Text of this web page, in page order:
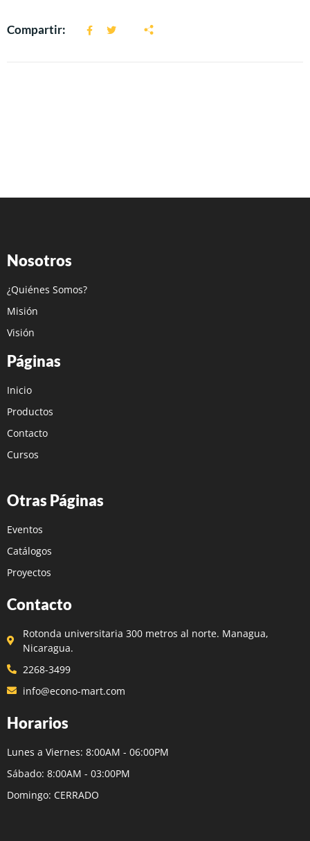
Compartir:
Nosotros
¿Quiénes Somos?
Misión
Visión
Páginas
Inicio
Productos
Contacto
Cursos
Otras Páginas
Eventos
Catálogos
Proyectos
Contacto
Rotonda universitaria 300 metros al norte. Managua,
Nicaragua.
2268-3499
info@econo-mart.com
Horarios
Lunes a Viernes: 8:00AM - 06:00PM
Sábado: 8:00AM - 03:00PM
Domingo: CERRADO